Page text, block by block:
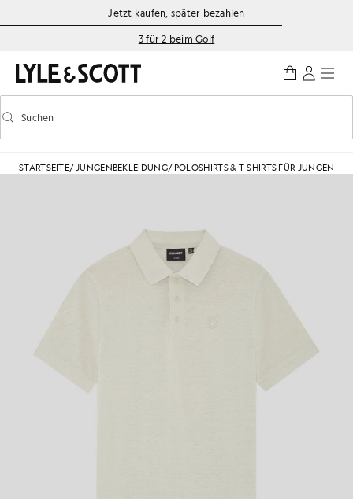
Zum Hauptinhalt springen
Informationen zur Barrierefreiheit
Jetzt kaufen, später bezahlen
3 für 2 beim Golf
Vorausschauende Suche ein-/ausschalten
Suchen
STARTSEITE/JUNGENBEKLEIDUNG/ POLOSHIRTS & T-SHIRTS FÜR JUNGEN